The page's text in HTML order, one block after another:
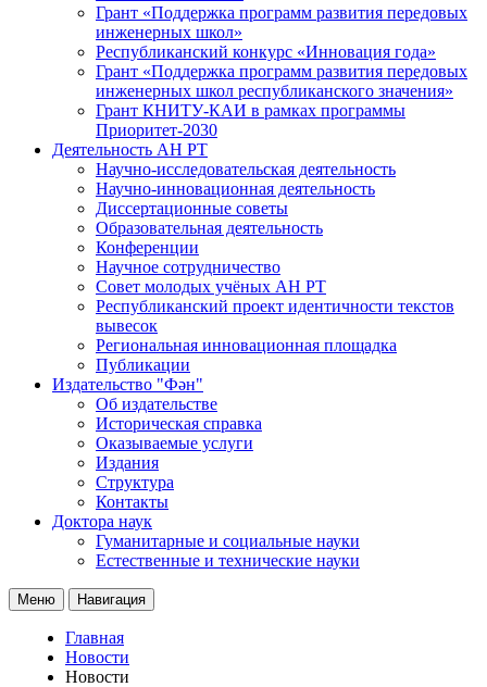
Грант «Поддержка программ развития передовых
инженерных школ»
Республиканский конкурс «Инновация года»
Грант «Поддержка программ развития передовых
инженерных школ республиканского значения»
Грант КНИТУ-КАИ в рамках программы
Приоритет-2030
Деятельность АН РТ
Научно-исследовательская деятельность
Научно-инновационная деятельность
Диссертационные советы
Образовательная деятельность
Конференции
Научное сотрудничество
Совет молодых учёных АН РТ
Республиканский проект идентичности текстов
вывесок
Региональная инновационная площадка
Публикации
Издательство "Фән"
Об издательстве
Историческая справка
Оказываемые услуги
Издания
Структура
Контакты
Доктора наук
Гуманитарные и социальные науки
Естественные и технические науки
Меню Навигация
Главная
Новости
Новости